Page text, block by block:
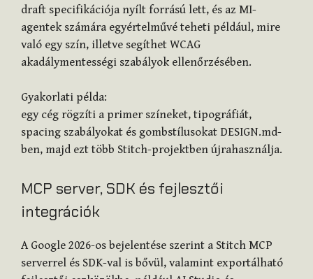
draft specifikációja nyílt forrású lett, és az MI-
agentek számára egyértelművé teheti például, mire
való egy szín, illetve segíthet WCAG
akadálymentességi szabályok ellenőrzésében.
Gyakorlati példa:
egy cég rögzíti a primer színeket, tipográfiát,
spacing szabályokat és gombstílusokat DESIGN.md-
ben, majd ezt több Stitch-projektben újrahasználja.
MCP server, SDK és fejlesztői
integrációk
A Google 2026-os bejelentése szerint a Stitch MCP
serverrel és SDK-val is bővül, valamint exportálható